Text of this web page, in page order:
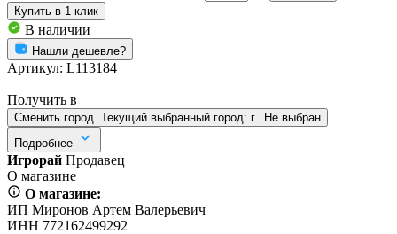
Купить в 1 клик
В наличии
Нашли дешевле?
Артикул: L113184
Получить в
Сменить город. Текущий выбранный город: г.
Не выбран
Подробнее
Игрорай Продавец
О магазине
О магазине:
ИП Миронов Артем Валерьевич
ИНН 772162499292